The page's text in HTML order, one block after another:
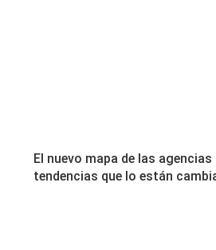
El nuevo mapa de las
tendencias que lo están